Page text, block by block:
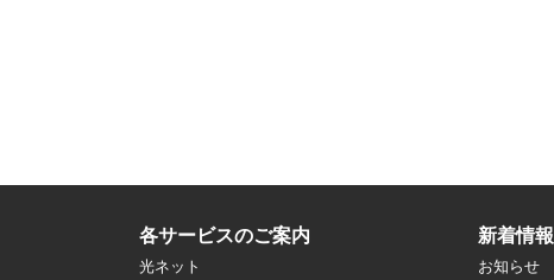
各サービスのご案内
光ネット
新着情報
お知らせ